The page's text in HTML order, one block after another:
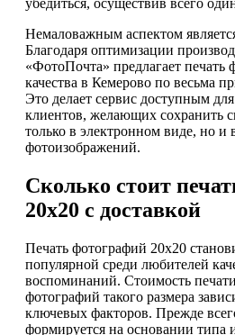
убедиться, осуществив всего
Немаловажным аспектом
Благодаря оптимизации
«ФотоПочта» предлагает печать
качества в Кемерово по весьма
Это делает сервис доступным
клиентов, желающих сохранить
только в электронном виде, но и
фотоизображений.
Сколько стоит
20х20 с доставкой
Печать фотографий 20х20
популярной среди любителей
воспоминаний. Стоимость
фотографий такого размера
ключевых факторов. Прежде
формируется на основании типа